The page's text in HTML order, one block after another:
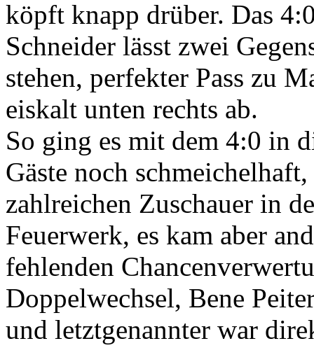
köpft knapp drüber. Das
Schneider lässt zwei
stehen, perfekter Pass zu
eiskalt unten rechts ab.
So ging es mit dem 4:0 in
Gäste noch
zahlreichen Zuschauer in
Feuerwerk, es kam aber
fehlenden
Doppelwechsel, Bene
und letztgenannter war